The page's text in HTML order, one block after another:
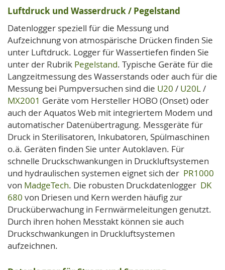
Luftdruck und Wasserdruck / Pegelstand
Datenlogger speziell für die Messung und
Aufzeichnung von atmospärische Drücken finden Sie
unter Luftdruck. Logger für Wassertiefen finden Sie
unter der Rubrik Pegelstand. Typische Geräte für die
Langzeitmessung des Wasserstands oder auch für die
Messung bei Pumpversuchen sind die U20 / U20L/
MX2001 Geräte vom Hersteller HOBO (Onset) oder
auch der Aquatos Web mit integriertem Modem und
automatischer Datenübertragung. Messgeräte für
Druck in Sterilisatoren, Inkubatoren, Spülmaschinen
o.ä. Geräten finden Sie unter Autoklaven. Für
schnelle Druckschwankungen in Druckluftsystemen
und hydraulischen systemen eignet sich der PR1000
von MadgeTech. Die robusten Druckdatenlogger DK
680 von Driesen und Kern werden häufig zur
Drucküberwachung in Fernwärmeleitungen genutzt.
Durch ihren hohen Messtakt können sie auch
Druckschwankungen in Druckluftsystemen
aufzeichnen.